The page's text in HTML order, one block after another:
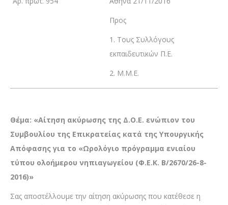
Προς
1. Τους Συλλόγους
εκπαιδευτικών Π.Ε.
2. M.M.E.
Θέμα: «Αίτηση ακύρωσης της Δ.Ο.Ε. ενώπιον του
Συμβουλίου της Επικρατείας κατά της Υπουργικής
Απόφασης για το «Ωρολόγιο πρόγραμμα ενιαίου
τύπου ολοήμερου νηπιαγωγείου (Φ.Ε.Κ. Β/2670/26-8-
2016)»
Σας αποστέλλουμε την αίτηση ακύρωσης που κατέθεσε η